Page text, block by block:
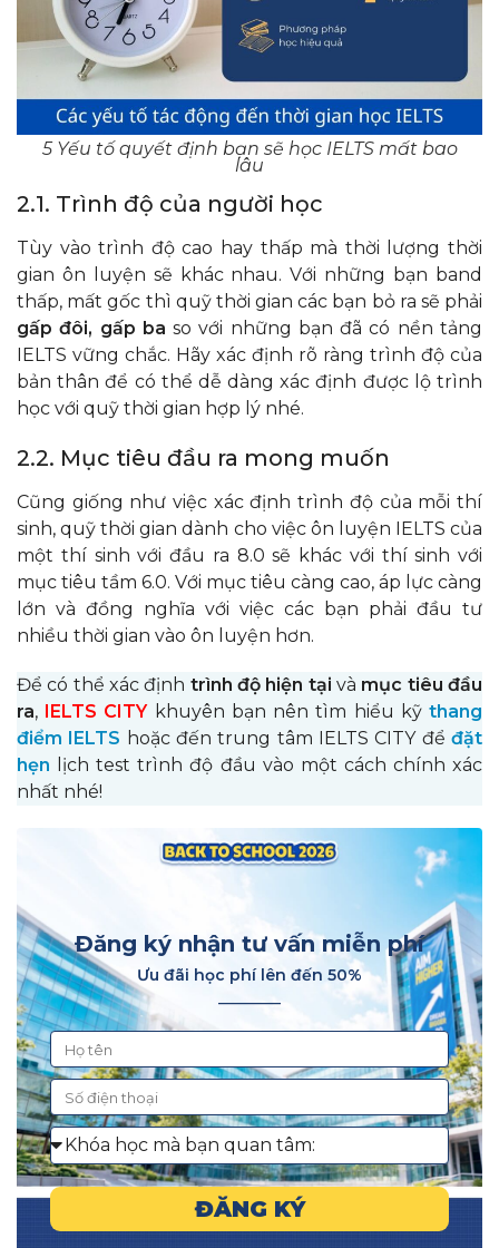
5 Yếu tố quyết định bạn sẽ học IELTS mất bao
lâu
2.1. Trình độ của người học
Tùy vào trình độ cao hay thấp mà thời lượng thời
gian ôn luyện sẽ khác nhau. Với những bạn band
thấp, mất gốc thì quỹ thời gian các bạn bỏ ra sẽ phải
gấp đôi, gấp ba so với những bạn đã có nền tảng
IELTS vững chắc. Hãy xác định rõ ràng trình độ của
bản thân để có thể dễ dàng xác định được lộ trình
học với quỹ thời gian hợp lý nhé.
2.2. Mục tiêu đầu ra mong muốn
Cũng giống như việc xác định trình độ của mỗi thí
sinh, quỹ thời gian dành cho việc ôn luyện IELTS của
một thí sinh với đầu ra 8.0 sẽ khác với thí sinh với
mục tiêu tầm 6.0. Với mục tiêu càng cao, áp lực càng
lớn và đồng nghĩa với việc các bạn phải đầu tư
nhiều thời gian vào ôn luyện hơn.
Để có thể xác định trình độ hiện tại và mục tiêu đầu
ra, IELTS CITYkhuyên bạn nên tìm hiểu kỹthang
điểm IELTS hoặc đến trung tâm IELTS CITY đểđặt
hẹn lịch test trình độ đầu vào một cách chính xác
nhất nhé!
Đăng ký nhận tư vấn miễn phí
Ưu đãi học phí lên đến 50%
ĐĂNG KÝ